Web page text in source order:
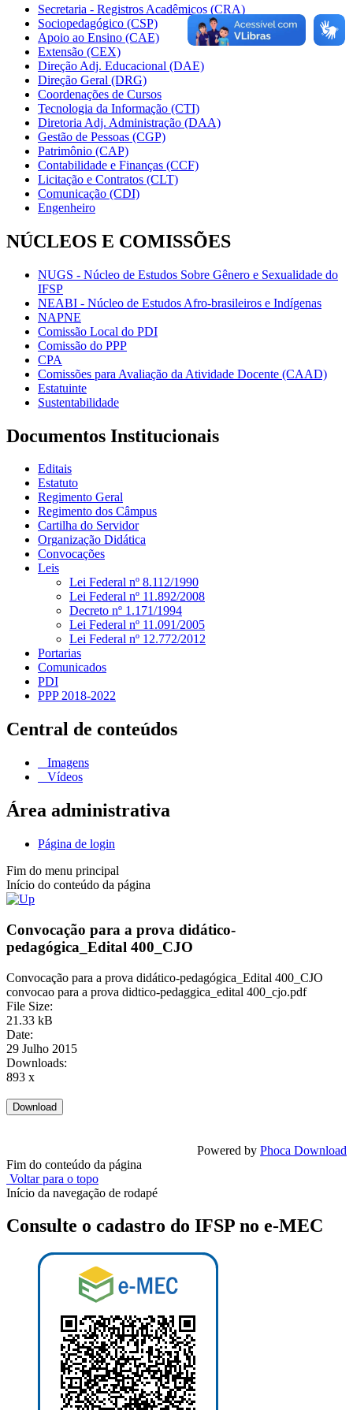
Secretaria - Registros Acadêmicos (CRA)
Sociopedagógico (CSP)
Apoio ao Ensino (CAE)
Extensão (CEX)
Direção Adj. Educacional (DAE)
Direção Geral (DRG)
Coordenações de Cursos
Tecnologia da Informação (CTI)
Diretoria Adj. Administração (DAA)
Gestão de Pessoas (CGP)
Patrimônio (CAP)
Contabilidade e Finanças (CCF)
Licitação e Contratos (CLT)
Comunicação (CDI)
Engenheiro
NÚCLEOS E COMISSÕES
NUGS - Núcleo de Estudos Sobre Gênero e Sexualidade do
IFSP
NEABI - Núcleo de Estudos Afro-brasileiros e Indígenas
NAPNE
Comissão Local do PDI
Comissão do PPP
CPA
Comissões para Avaliação da Atividade Docente (CAAD)
Estatuinte
Sustentabilidade
Documentos Institucionais
Editais
Estatuto
Regimento Geral
Regimento dos Câmpus
Cartilha do Servidor
Organização Didática
Convocações
Leis
Lei Federal nº 8.112/1990
Lei Federal nº 11.892/2008
Decreto nº 1.171/1994
Lei Federal nº 11.091/2005
Lei Federal nº 12.772/2012
Portarias
Comunicados
PDI
PPP 2018-2022
Central de conteúdos
Imagens
Vídeos
Área administrativa
Página de login
Fim do menu principal
Início do conteúdo da página
Convocação para a prova didático-
pedagógica_Edital 400_CJO
Convocação para a prova didático-pedagógica_Edital 400_CJO
convocao para a prova didtico-pedaggica_edital 400_cjo.pdf
File Size:
21.33 kB
Date:
29 Julho 2015
Downloads:
893 x
Powered by Phoca Download
Fim do conteúdo da página
Voltar para o topo
Início da navegação de rodapé
Consulte o cadastro do IFSP no e-MEC